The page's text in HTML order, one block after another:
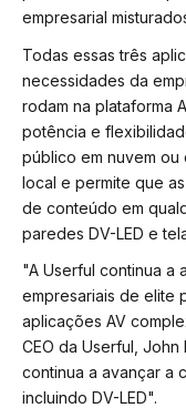
empresarial
Todas essas três
necessidades da
rodam na plataforma
potência e
público em nuvem
local e permite que
de conteúdo em
paredes DV-LED e
"A Userful continua a
empresariais de elite
aplicações AV
CEO da Userful, John
continua a avançar a
incluindo DV-LED".